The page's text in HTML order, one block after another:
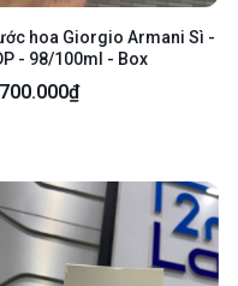
hoa Giorgio Armani Sì -
- 98/100ml - Box